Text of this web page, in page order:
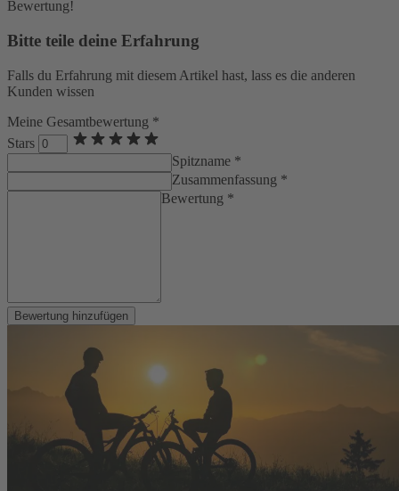
Bewertung!
Bitte teile deine Erfahrung
Falls du Erfahrung mit diesem Artikel hast, lass es die anderen
Kunden wissen
Meine Gesamtbewertung *
Stars
Spitzname *
Zusammenfassung *
Bewertung *
Bewertung hinzufügen